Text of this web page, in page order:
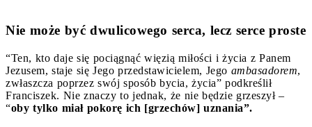
Nie może być dwulicowego serca, lecz serce proste
“Ten, kto daje się pociągnąć więzią miłości i życia z Panem
Jezusem, staje się Jego przedstawicielem, Jego ambasadorem,
zwłaszcza poprzez swój sposób bycia, życia” podkreślił
Franciszek. Nie znaczy to jednak, że nie będzie grzeszył –
“oby tylko miał pokorę ich [grzechów] uznania”.